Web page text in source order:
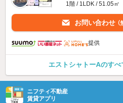
1階 / 1LDK / 51.05㎡
お問い合わせ （
提供
エストシャトーAのす
ニフティ不動産
賃貸アプリ